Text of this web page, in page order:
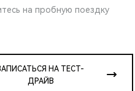
на пробную поездку
НА ТЕСТ-
ДРАЙВ